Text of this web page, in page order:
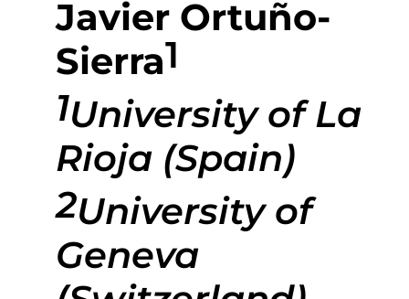
Javier Ortuño-
Sierra1
1University of La
Rioja (Spain)
2University of
Geneva